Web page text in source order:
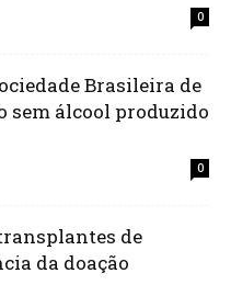
0
Brasileira de
sem álcool produzido
0
de
da doação